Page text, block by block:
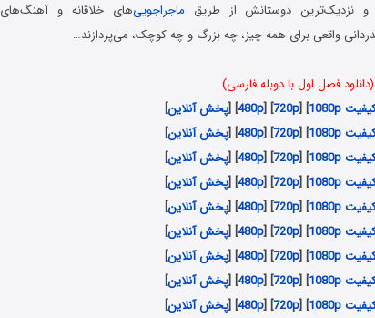
و نزدیک‌ترین دوستانش از طریق ماجراجویی‌های خلاقانه و آهنگ‌های
واقعی برای همه چیز، چه بزرگ و چه کوچک، می‌پردازند…
(دانلود فصل اول با دوبله فارسی)
] [
720p
] [
480p
] [پخش آنلاین]
] [
720p
] [
480p
] [پخش آنلاین]
] [
720p
] [
480p
] [پخش آنلاین]
] [
720p
] [
480p
] [پخش آنلاین]
] [
720p
] [
480p
] [پخش آنلاین]
] [
720p
] [
480p
] [پخش آنلاین]
] [
720p
] [
480p
] [پخش آنلاین]
] [
720p
] [
480p
] [پخش آنلاین]
] [
720p
] [
480p
] [پخش آنلاین]